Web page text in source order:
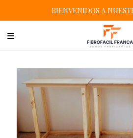
BIENVENIDOS A